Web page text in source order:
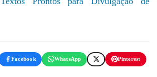
Facebook WhatsApp Pinterest